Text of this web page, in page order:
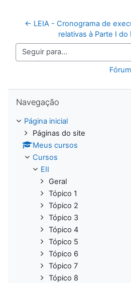
← LEIA - Cronograma de
relativas à Parte I do
Seguir para...
Navegação
Página inicial
Páginas do site
Meus cursos
Cursos
EII
Geral
Tópico 1
Tópico 2
Tópico 3
Tópico 4
Tópico 5
Tópico 6
Tópico 7
Tópico 8